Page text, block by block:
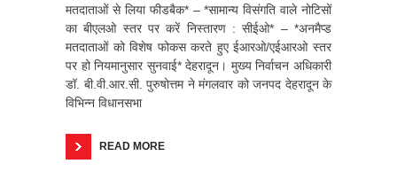
मतदाताओं से लिया फीडबैक* – *सामान्य विसंगति वाले नोटिसों
का बीएलओ स्तर पर करें निस्तारण : सीईओ* – ⁠*अनमैप्ड
मतदाताओं को विशेष फोकस करते हुए ईआरओ/एईआरओ स्तर
पर हो नियमानुसार सुनवाई* देहरादून। मुख्य निर्वाचन अधिकारी
डॉ. बी.वी.आर.सी. पुरुषोत्तम ने मंगलवार को जनपद देहरादून के
विभिन्न विधानसभा
READ MORE